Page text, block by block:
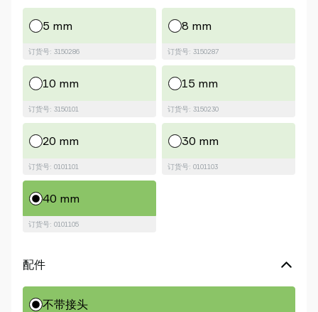
5 mm
订货号: 3150286
8 mm
订货号: 3150287
10 mm
订货号: 3150101
15 mm
订货号: 3150230
20 mm
订货号: 0101101
30 mm
订货号: 0101103
40 mm
订货号: 0101105
配件
不带接头